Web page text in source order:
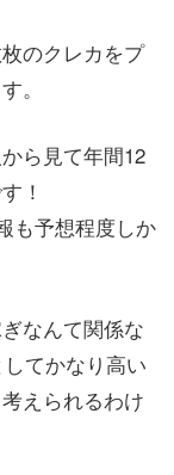
のクレカをプ
。
ら見て年間12
！
も予想程度しか
なんて関係な
てかなり高い
えられるわけ